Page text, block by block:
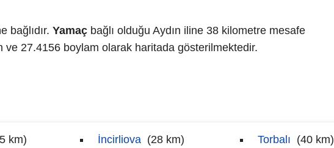
bağlıdır. Yamaç bağlı olduğu Aydın iline 38 kilometre mesafe
ve 27.4156 boylam olarak haritada gösterilmektedir.
km)
İncirliova (28 km)
Torbalı (40 km)